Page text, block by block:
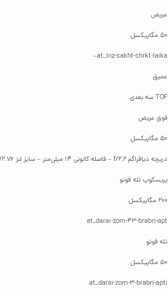
عریض
50 مگاپیکسل
at_lnz-sakht-shrkt-laika–
عمیق
TOF سه بعدی
فوق عریض
50 مگاپیکسل
دریچه دیافراگم f/2.2 – فاصله کانونی 14 میلی‌متر – سایز لنز 1/2.76 اینچ – قابلیت ثبت تصاویر با پیکسل‌هایی به اندازه 0.64 میکرومتر – مجهز به فوکوس دوگانه از نوع PDAF – زاویه دید 115 درجه –
پریسکوپ تله فوتو
200 مگاپیکسل
at_darai-zom-43-brabri-apt
تله فوتو
50 مگاپیکسل
at_darai-zom-3-brabri-apti